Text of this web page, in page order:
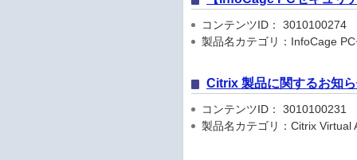
コンテンツID： 3010100274
製品名カテゴリ：InfoCage
Citrix 製品に関するお知
コンテンツID： 3010100231
製品名カテゴリ：Citrix